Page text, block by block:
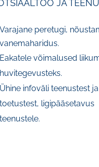
JA
Varajane peretugi,
vanemaharidus.
Eakatele võimalused
huvitegevusteks.
Ühine infoväli teenustest ja
toetustest, ligipääsetavus
teenustele.